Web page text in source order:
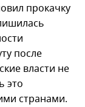
прокачку
после
власти не
это
странами.